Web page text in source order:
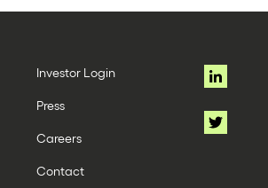
Investor Login
Press
Careers
Contact